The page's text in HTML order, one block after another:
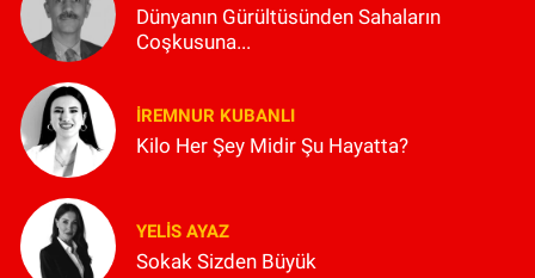
Dünyanın Gürültüsünden Sahaların
Coşkusuna...
İREMNUR KUBANLI
Kilo Her Şey Midir Şu Hayatta?
YELIS AYAZ
Sokak Sizden Büyük